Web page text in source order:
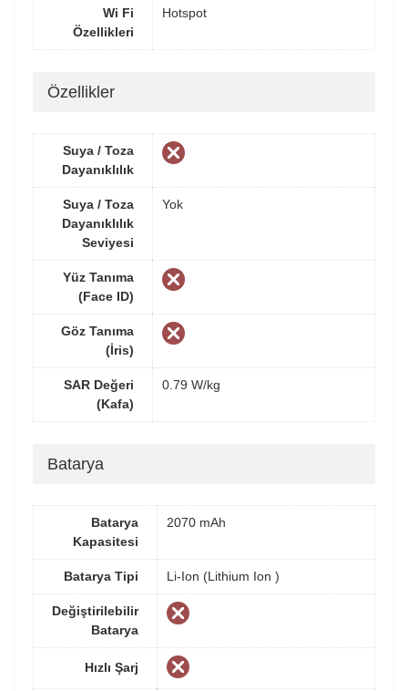
Wi Fi
Özellikleri
Hotspot
Özellikler
Suya / Toza
Dayanıklılık
Suya / Toza
Dayanıklılık
Seviyesi
Yok
Yüz Tanıma
(Face ID)
Göz Tanıma
(İris)
SAR Değeri
(Kafa)
0.79 W/kg
Batarya
Batarya
Kapasitesi
2070 mAh
Batarya Tipi Li-Ion (Lithium Ion )
Değiştirilebilir
Batarya
Hızlı Şarj